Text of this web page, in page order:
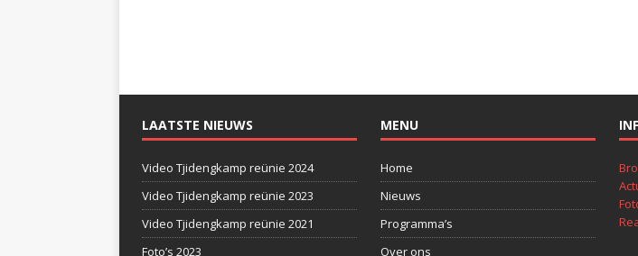
LAATSTE NIEUWS
Video Tjidengkamp reünie 2024
Video Tjidengkamp reünie 2023
Video Tjidengkamp reünie 2021
Foto’s 2023
MENU
Home
Nieuws
Programma’s
Over ons